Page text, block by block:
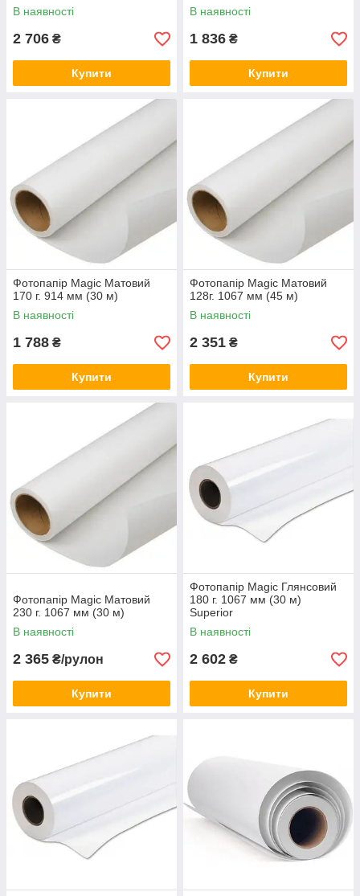
В наявності
2 706 ₴
Купити
В наявності
1 836 ₴
Купити
Фотопапір Magic Матовий
170 г. 914 мм (30 м)
В наявності
1 788 ₴
Купити
Фотопапір Magic Матовий
128г. 1067 мм (45 м)
В наявності
2 351 ₴
Купити
Фотопапір Magic Матовий
230 г. 1067 мм (30 м)
В наявності
2 365 ₴/рулон
Купити
Фотопапір Magic Глянсовий
180 г. 1067 мм (30 м)
Superior
В наявності
2 602 ₴
Купити